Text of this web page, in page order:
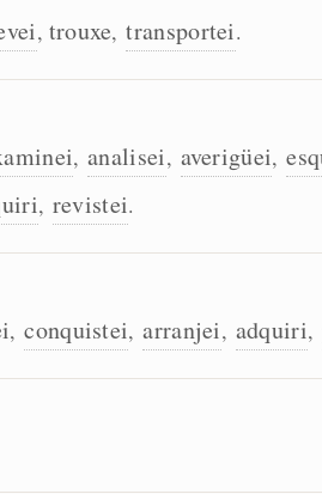
, trouxe, transportei.
, analisei, averigüei,
, revistei.
, conquistei, arranjei, adquiri,